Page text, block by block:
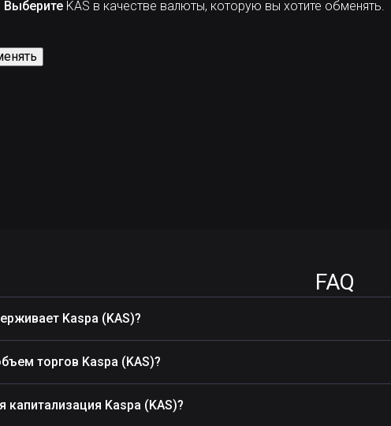
Выберите KAS в качестве валюты, которую вы хотите обменять.
FAQ
Kaspa (KAS)?
торгов Kaspa (KAS)?
капитализация Kaspa (KAS)?